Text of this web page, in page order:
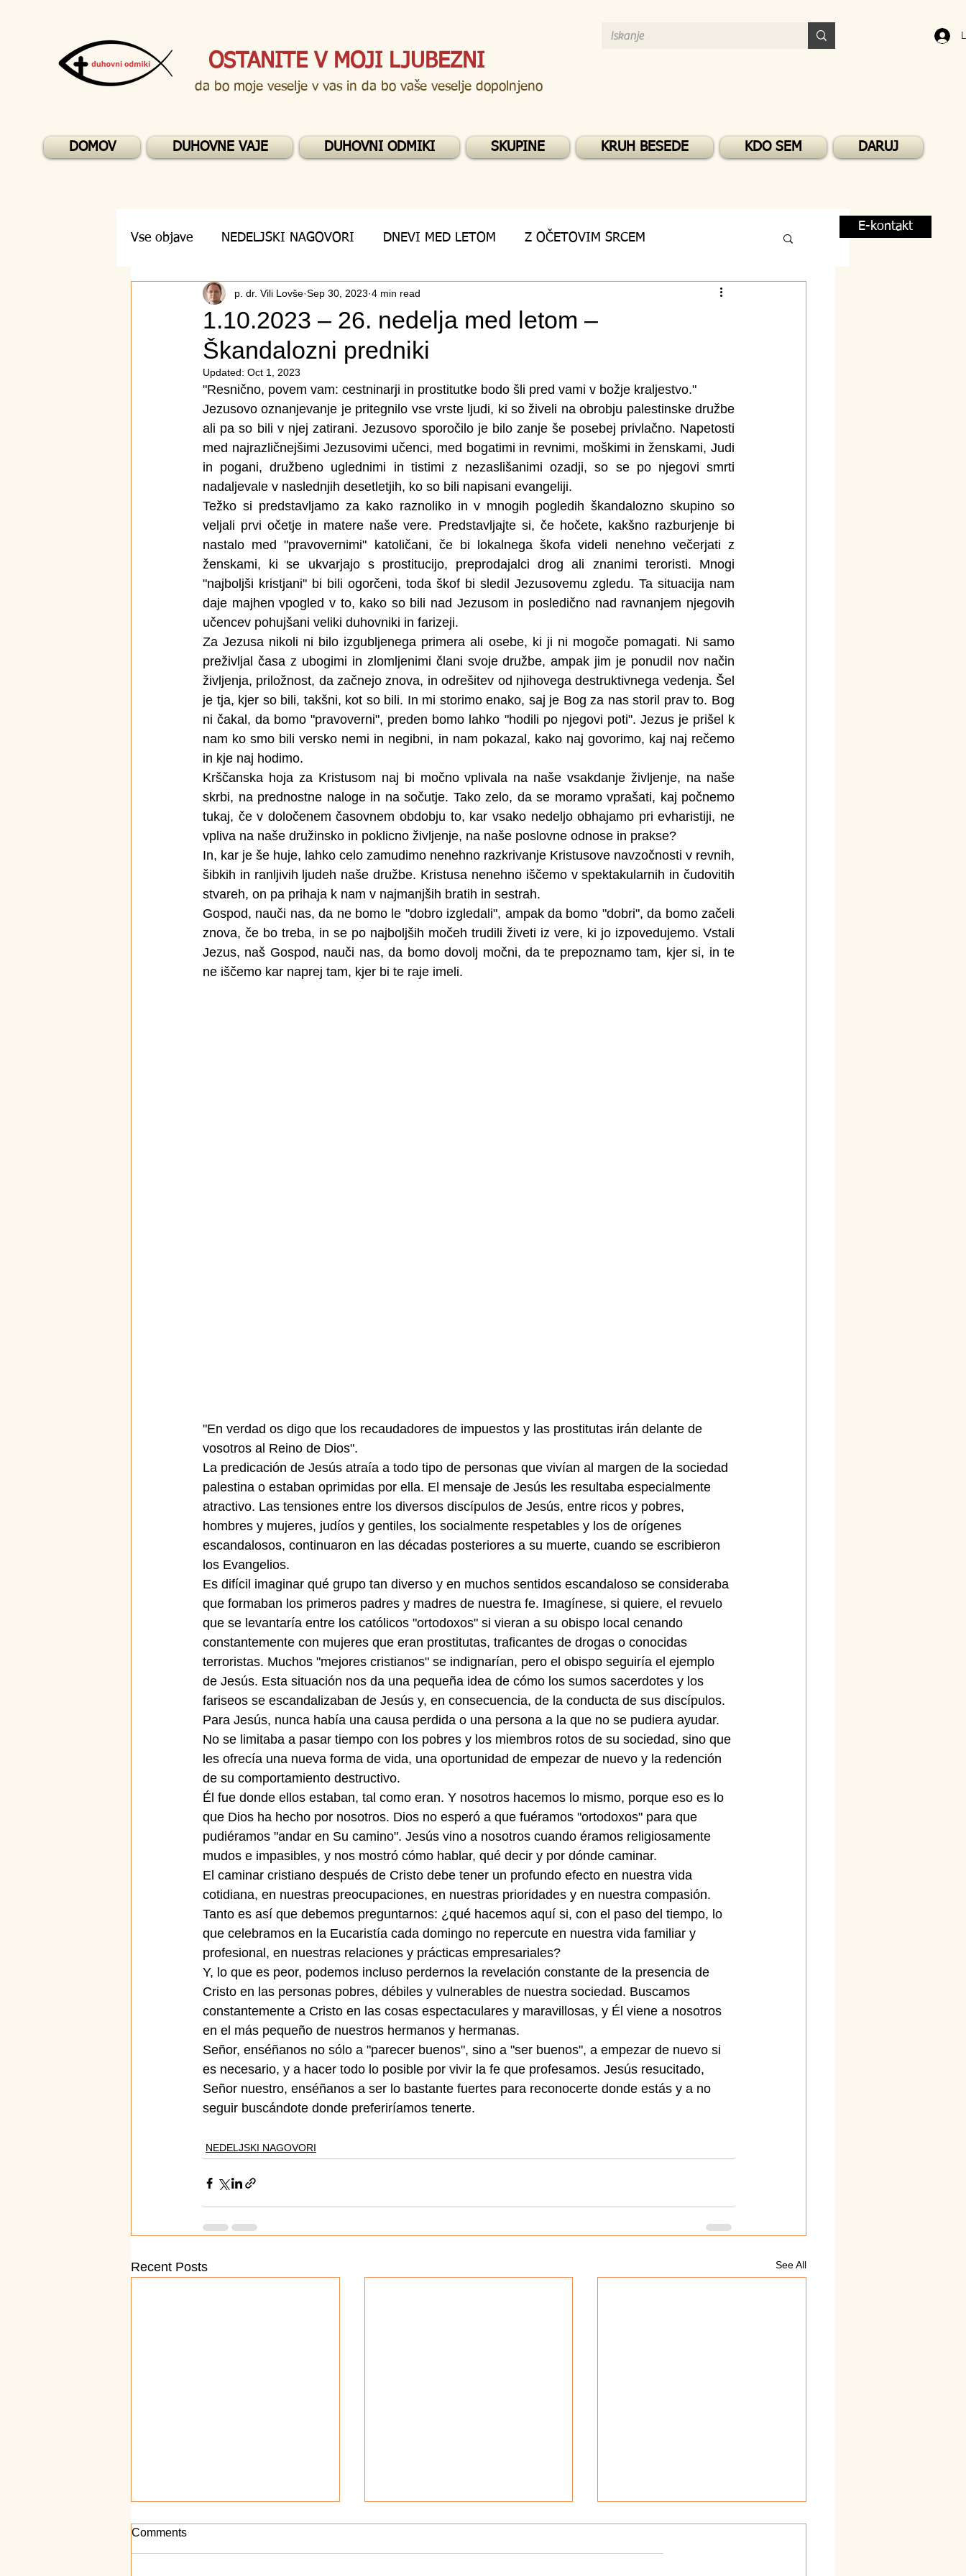
OSTANITE V MOJI LJUBEZNI
da bo moje veselje v vas in da bo vaše veselje dopolnjeno
DOMOV DUHOVNE VAJE DUHOVNI ODMIKI SKUPINE KRUH BESEDE KDO SEM DARUJ
Vse objave NEDELJSKI NAGOVORI DNEVI MED LETOM Z OČETOVIM SRCEM
DUHOVNA VPRAŠANJA
1.10.2023 – 26. nedelja med letom –
Škandalozni predniki
p. dr. Vili Lovše Sep 30, 2023 4 min read
Updated: Oct 1, 2023
"Resnično, povem vam: cestninarji in prostitutke bodo šli pred vami v božje kraljestvo."
Jezusovo oznanjevanje je pritegnilo vse vrste ljudi, ki so živeli na obrobju palestinske družbe
ali pa so bili v njej zatirani. Jezusovo sporočilo je bilo zanje še posebej privlačno. Napetosti
med najrazličnejšimi Jezusovimi učenci, med bogatimi in revnimi, moškimi in ženskami, Judi
in pogani, družbeno uglednimi in tistimi z nezaslišanimi ozadji, so se po njegovi smrti
nadaljevale v naslednjih desetletjih, ko so bili napisani evangeliji.
Težko si predstavljamo za kako raznoliko in v mnogih pogledih škandalozno skupino so
veljali prvi očetje in matere naše vere. Predstavljajte si, če hočete, kakšno razburjenje bi
nastalo med "pravovernimi" katoličani, če bi lokalnega škofa videli nenehno večerjati z
ženskami, ki se ukvarjajo s prostitucijo, preprodajalci drog ali znanimi teroristi. Mnogi
"najboljši kristjani" bi bili ogorčeni, toda škof bi sledil Jezusovemu zgledu. Ta situacija nam
daje majhen vpogled v to, kako so bili nad Jezusom in posledično nad ravnanjem njegovih
učencev pohujšani veliki duhovniki in farizeji.
Za Jezusa nikoli ni bilo izgubljenega primera ali osebe, ki ji ni mogoče pomagati. Ni samo
preživljal časa z ubogimi in zlomljenimi člani svoje družbe, ampak jim je ponudil nov način
življenja, priložnost, da začnejo znova, in odrešitev od njihovega destruktivnega vedenja. Šel
je tja, kjer so bili, takšni, kot so bili. In mi storimo enako, saj je Bog za nas storil prav to. Bog
ni čakal, da bomo "pravoverni", preden bomo lahko "hodili po njegovi poti". Jezus je prišel k
nam ko smo bili versko nemi in negibni, in nam pokazal, kako naj govorimo, kaj naj rečemo
in kje naj hodimo.
Krščanska hoja za Kristusom naj bi močno vplivala na naše vsakdanje življenje, na naše
skrbi, na prednostne naloge in na sočutje. Tako zelo, da se moramo vprašati, kaj počnemo
tukaj, če v določenem časovnem obdobju to, kar vsako nedeljo obhajamo pri evharistiji, ne
vpliva na naše družinsko in poklicno življenje, na naše poslovne odnose in prakse?
In, kar je še huje, lahko celo zamudimo nenehno razkrivanje Kristusove navzočnosti v revnih,
šibkih in ranljivih ljudeh naše družbe. Kristusa nenehno iščemo v spektakularnih in čudovitih
stvareh, on pa prihaja k nam v najmanjših bratih in sestrah.
Gospod, nauči nas, da ne bomo le "dobro izgledali", ampak da bomo "dobri", da bomo začeli
znova, če bo treba, in se po najboljših močeh trudili živeti iz vere, ki jo izpovedujemo. Vstali
Jezus, naš Gospod, nauči nas, da bomo dovolj močni, da te prepoznamo tam, kjer si, in te
ne iščemo kar naprej tam, kjer bi te raje imeli.
"En verdad os digo que los recaudadores de impuestos y las prostitutas irán delante de
vosotros al Reino de Dios".
La predicación de Jesús atraía a todo tipo de personas que vivían al margen de la sociedad
palestina o estaban oprimidas por ella. El mensaje de Jesús les resultaba especialmente
atractivo. Las tensiones entre los diversos discípulos de Jesús, entre ricos y pobres,
hombres y mujeres, judíos y gentiles, los socialmente respetables y los de orígenes
escandalosos, continuaron en las décadas posteriores a su muerte, cuando se escribieron
los Evangelios.
Es difícil imaginar qué grupo tan diverso y en muchos sentidos escandaloso se consideraba
que formaban los primeros padres y madres de nuestra fe. Imagínese, si quiere, el revuelo
que se levantaría entre los católicos "ortodoxos" si vieran a su obispo local cenando
constantemente con mujeres que eran prostitutas, traficantes de drogas o conocidas
terroristas. Muchos "mejores cristianos" se indignarían, pero el obispo seguiría el ejemplo
de Jesús. Esta situación nos da una pequeña idea de cómo los sumos sacerdotes y los
fariseos se escandalizaban de Jesús y, en consecuencia, de la conducta de sus discípulos.
Para Jesús, nunca había una causa perdida o una persona a la que no se pudiera ayudar.
No se limitaba a pasar tiempo con los pobres y los miembros rotos de su sociedad, sino que
les ofrecía una nueva forma de vida, una oportunidad de empezar de nuevo y la redención
de su comportamiento destructivo.
Él fue donde ellos estaban, tal como eran. Y nosotros hacemos lo mismo, porque eso es lo
que Dios ha hecho por nosotros. Dios no esperó a que fuéramos "ortodoxos" para que
pudiéramos "andar en Su camino". Jesús vino a nosotros cuando éramos religiosamente
mudos e impasibles, y nos mostró cómo hablar, qué decir y por dónde caminar.
El caminar cristiano después de Cristo debe tener un profundo efecto en nuestra vida
cotidiana, en nuestras preocupaciones, en nuestras prioridades y en nuestra compasión.
Tanto es así que debemos preguntarnos: ¿qué hacemos aquí si, con el paso del tiempo, lo
que celebramos en la Eucaristía cada domingo no repercute en nuestra vida familiar y
profesional, en nuestras relaciones y prácticas empresariales?
Y, lo que es peor, podemos incluso perdernos la revelación constante de la presencia de
Cristo en las personas pobres, débiles y vulnerables de nuestra sociedad. Buscamos
constantemente a Cristo en las cosas espectaculares y maravillosas, y Él viene a nosotros
en el más pequeño de nuestros hermanos y hermanas.
Señor, enséñanos no sólo a "parecer buenos", sino a "ser buenos", a empezar de nuevo si
es necesario, y a hacer todo lo posible por vivir la fe que profesamos. Jesús resucitado,
Señor nuestro, enséñanos a ser lo bastante fuertes para reconocerte donde estás y a no
seguir buscándote donde preferiríamos tenerte.
NEDELJSKI NAGOVORI
Recent Posts See All
Comments
E-kontakt